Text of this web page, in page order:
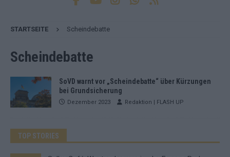
STARTSEITE Scheindebatte
Scheindebatte
SoVD warnt vor „Scheindebatte“ über Kürzungen
bei Grundsicherung
Dezember 2023 Redaktion | FLASH UP
TOP STORIES